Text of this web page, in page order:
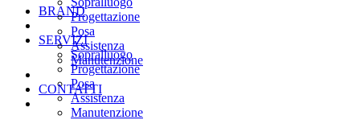
BRAND
SERVIZI
Sopralluogo
Progettazione
Posa
Assistenza
Manutenzione
Progettazione
Posa
Assistenza
Manutenzione
CONTATTI